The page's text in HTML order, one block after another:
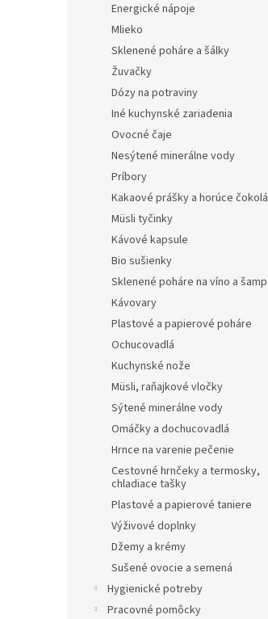
Energické nápoje
Mlieko
Sklenené poháre a šálky
Žuvačky
Dózy na potraviny
Iné kuchynské zariadenia
Ovocné čaje
Nesýtené minerálne vody
Príbory
Kakaové prášky a horúce
Müsli tyčinky
Kávové kapsule
Bio sušienky
Sklenené poháre na víno a
Kávovary
Plastové a papierové poháre
Ochucovadlá
Kuchynské nože
Müsli, raňajkové vločky
Sýtené minerálne vody
Omáčky a dochucovadlá
Hrnce na varenie pečenie
Cestovné hrnčeky a termosky,
chladiace tašky
Plastové a papierové taniere
Výživové doplnky
Džemy a krémy
Sušené ovocie a semená
Hygienické potreby
Pracovné pomôcky